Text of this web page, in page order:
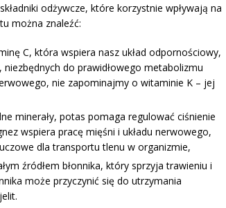
odżywcze, które korzystnie wpływają na
można znaleźć:
C, która wspiera nasz układ odpornościowy,
do prawidłowego metabolizmu
nie zapominajmy o witaminie K – jej
minerały, potas pomaga regulować ciśnienie
wspiera pracę mięśni i układu nerwowego,
dla transportu tlenu w organizmie,
źródłem błonnika, który sprzyja trawieniu i
może przyczynić się do utrzymania